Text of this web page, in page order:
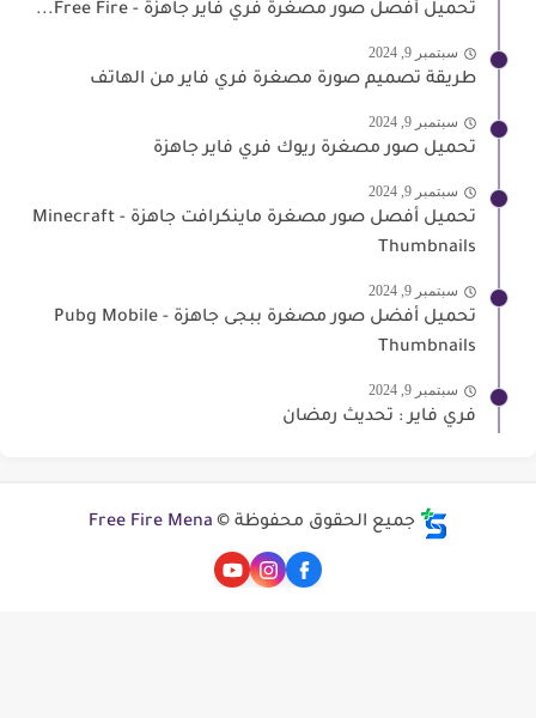
تحميل أفصل صور مصغرة فري فاير جاهزة - Free Fire...
سبتمبر 9, 2024
طريقة تصميم صورة مصغرة فري فاير من الهاتف
سبتمبر 9, 2024
تحميل صور مصغرة ريوك فري فاير جاهزة
سبتمبر 9, 2024
تحميل أفصل صور مصغرة ماينكرافت جاهزة - Minecraft
Thumbnails
سبتمبر 9, 2024
تحميل أفضل صور مصغرة ببجى جاهزة - Pubg Mobile
Thumbnails
سبتمبر 9, 2024
فري فاير : تحديث رمضان
جميع الحقوق محفوظة © Free Fire Mena